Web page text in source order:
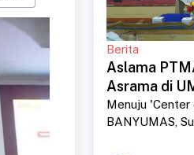
Berita
Aslama
Asrama di
Menuju
BANYUMAS,